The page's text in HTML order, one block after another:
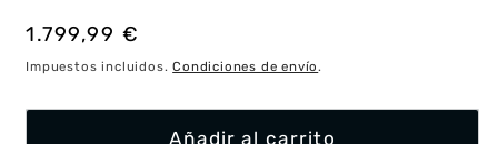
Precio
habitual
1.799,99 €
Impuestos incluidos.Condiciones de envío.
Añadir al carrito